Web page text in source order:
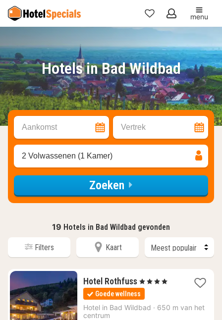
Mijn
menu
Hotels in Bad Wildbad
Aankomst Vertrek
2 Volwassenen (1 Kamer)
Zoeken
19 Hotels in Bad Wildbad gevonden
Filters Kaart
Hotel Rothfuss2
nachten
vanaf
€
, 4 Sterren
Goede wellness
Hotel in Bad Wildbad · 650 m van het
centrum